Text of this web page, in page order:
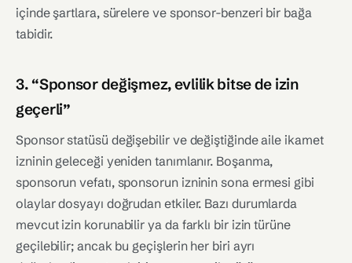
içinde şartlara, sürelere ve sponsor-benzeri bir bağa
tabidir.
3. “Sponsor değişmez, evlilik bitse de izin
geçerli”
Sponsor statüsü değişebilir ve değiştiğinde aile ikamet
izninin geleceği yeniden tanımlanır. Boşanma,
sponsorun vefatı, sponsorun izninin sona ermesi gibi
olaylar dosyayı doğrudan etkiler. Bazı durumlarda
mevcut izin korunabilir ya da farklı bir izin türüne
geçilebilir; ancak bu geçişlerin her biri ayrı